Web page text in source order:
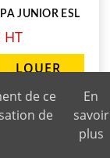
JUNIOR ESL
HT
de ce
de
En
savoir
plus